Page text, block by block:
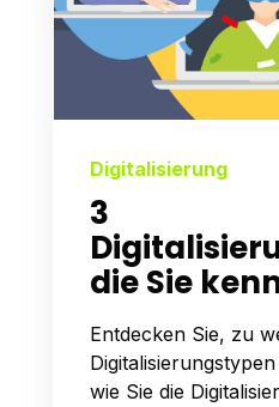
Digitalisierung
3
die Sie
Entdecken Sie, zu
wie Sie die